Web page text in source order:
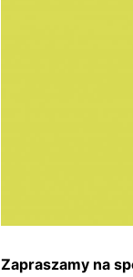
Zapraszamy na